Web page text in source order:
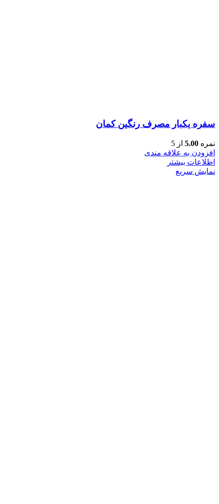
سفره یکبار مصرف رنگین کمان
نمره 5.00 از 5
افزودن به علاقه مندی
اطلاعات بیشتر
نمایش سریع